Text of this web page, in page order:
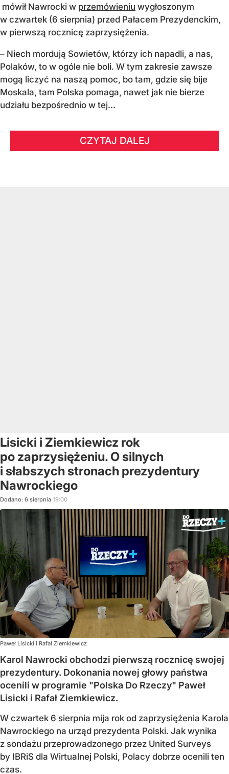
mówił Nawrocki w przemówieniu wygłoszonym
w czwartek (6 sierpnia) przed Pałacem Prezydenckim,
w pierwszą rocznicę zaprzysiężenia.
– Niech mordują Sowietów, którzy ich napadli, a nas,
Polaków, to w ogóle nie boli. W tym zakresie zawsze
mogą liczyć na naszą pomoc, bo tam, gdzie się bije
Moskala, tam Polska pomaga, nawet jak nie bierze
udziału bezpośrednio w tej...
CZYTAJ DALEJ
Lisicki i Ziemkiewicz rok
po zaprzysiężeniu. O silnych
i słabszych stronach prezydentury
Nawrockiego
Dodano: 6 sierpnia 19:00
Paweł Lisicki i Rafał Ziemkiewicz
Karol Nawrocki obchodzi pierwszą rocznicę swojej
prezydentury. Dokonania nowej głowy państwa
ocenili w programie "Polska Do Rzeczy" Paweł
Lisicki i Rafał Ziemkiewicz.
W czwartek 6 sierpnia mija rok od zaprzysiężenia Karola
Nawrockiego na urząd prezydenta Polski. Jak wynika
z sondażu przeprowadzonego przez United Surveys
by IBRiS dla Wirtualnej Polski, Polacy dobrze ocenili ten
czas.